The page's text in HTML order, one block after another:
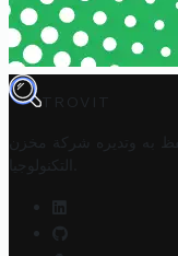
TROVIT
به وتديره
شركة مخزن
التكنولوجيا